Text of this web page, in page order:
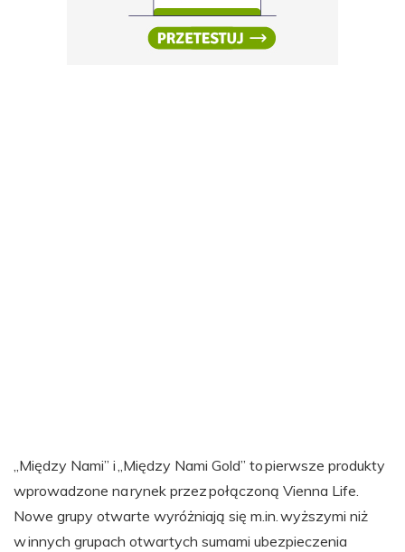
„Między Nami” i „Między Nami Gold” to pierwsze produkty
wprowadzone na rynek przez połączoną Vienna Life.
Nowe grupy otwarte wyróżniają się m.in. wyższymi niż
w innych grupach otwartych sumami ubezpieczenia